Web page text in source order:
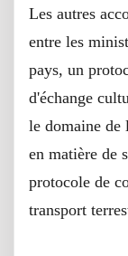
Les autres
entre les
pays, un
d'échange
le domaine de
en matière de
protocole de
transport